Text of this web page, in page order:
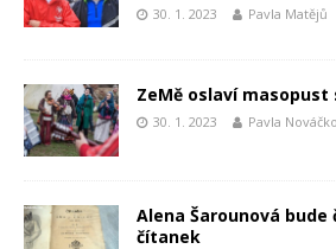
30. 1. 2023 Pavla Matějů
ZeMě oslaví masopust
30. 1. 2023 Pavla
Alena Šarounová
čítanek